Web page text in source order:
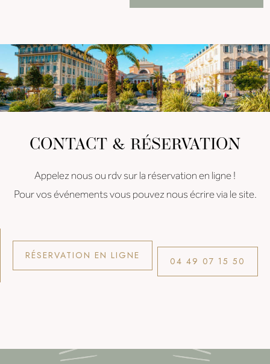
CONTACT & RÉSERVATION
Appelez nous ou rdv sur la réservation en ligne !
Pour vos événements vous pouvez nous écrire via le site.
RÉSERVATION EN LIGNE 04 49 07 15 50